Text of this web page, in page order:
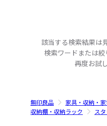
該当する検索結果は
検索ワードまたは
再度お試
無印良品 家具・収納・
収納棚・収納ラック
ス